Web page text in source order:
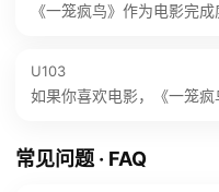
《一笼疯鸟》作为电影完
U103
如果你喜欢电影，《一笼疯
常见问题 · FAQ